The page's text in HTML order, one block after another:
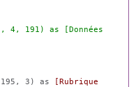
4, 191) as [Données
3) as
[Rubrique